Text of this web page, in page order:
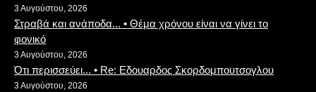
3 Αυγούστου, 2026
Στραβά και ανάποδα... • Θέμα χρόνου είναι να γίνει το
φονικό
3 Αυγούστου, 2026
Ότι περισσεύει... • Re: Eδουαρδος Σκορδομπουτσογλου
3 Αυγούστου, 2026